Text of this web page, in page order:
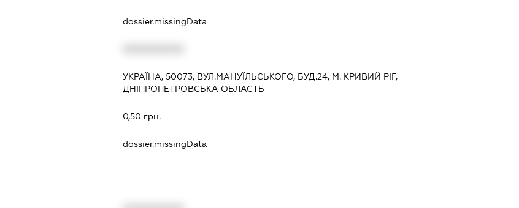
dossier.missingData
УКРАЇНА, 50073, ВУЛ.МАНУЇЛЬСЬКОГО, БУД.24, М. КРИВИЙ РІГ,
ДНІПРОПЕТРОВСЬКА ОБЛАСТЬ
0,50 грн.
dossier.missingData